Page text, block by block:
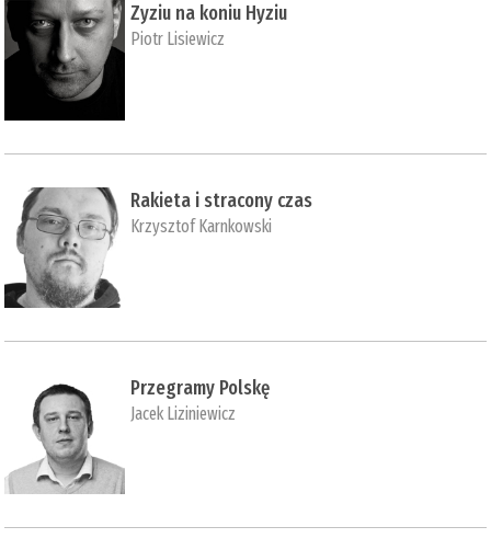
Zyziu na koniu Hyziu
Piotr Lisiewicz
Rakieta i stracony czas
Krzysztof Karnkowski
Przegramy Polskę
Jacek Liziniewicz